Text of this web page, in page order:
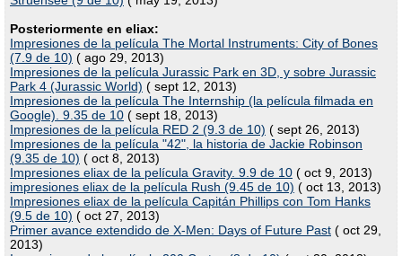
Posteriormente en eliax:
Impresiones de la película The Mortal Instruments: City of Bones
(7.9 de 10) ( ago 29, 2013)
Impresiones de la película Jurassic Park en 3D, y sobre Jurassic
Park 4 (Jurassic World) ( sept 12, 2013)
Impresiones de la película The Internship (la película filmada en
Google). 9.35 de 10 ( sept 18, 2013)
Impresiones de la película RED 2 (9.3 de 10) ( sept 26, 2013)
Impresiones de la película "42", la historia de Jackie Robinson
(9.35 de 10) ( oct 8, 2013)
Impresiones eliax de la película Gravity. 9.9 de 10 ( oct 9, 2013)
impresiones eliax de la película Rush (9.45 de 10) ( oct 13, 2013)
Impresiones eliax de la película Capitán Phillips con Tom Hanks
(9.5 de 10) ( oct 27, 2013)
Primer avance extendido de X-Men: Days of Future Past ( oct 29,
2013)